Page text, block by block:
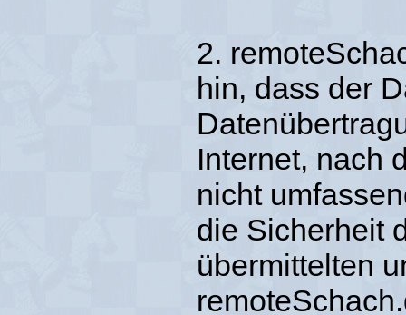
2.
hin, dass der
Internet, nach
nicht
die Sicherheit
übermittelten